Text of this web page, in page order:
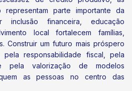
parte importante da
inclusão financeira, educação
local fortalecem famílias,
Construir um futuro mais próspero
pela responsabilidade fiscal, pela
pela valorização de modelos
as pessoas no centro das